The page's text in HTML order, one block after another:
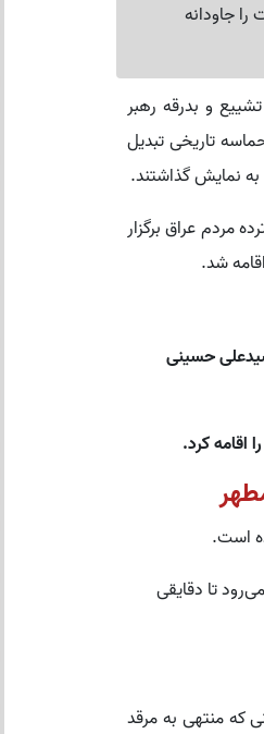
جاودانه
و بدرقه رهبر
تاریخی تبدیل
نمایش گذاشتند.
مردم عراق برگزار
شد.
حسینی
اقامه کرد.
است.
تا دقایقی
که منتهی به مرقد